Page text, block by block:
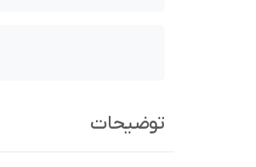
توضیحات